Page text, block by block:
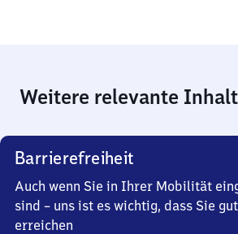
Weitere relevante
Barrierefreiheit
Auch wenn Sie in Ihrer Mobilität
sind – uns ist es wichtig, dass Sie
erreichen